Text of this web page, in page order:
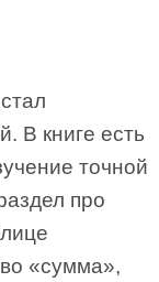
В книге есть
точной
про
«сумма»,